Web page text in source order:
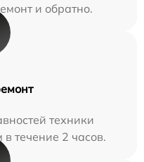
и обратно.
техники
течение 2 часов.